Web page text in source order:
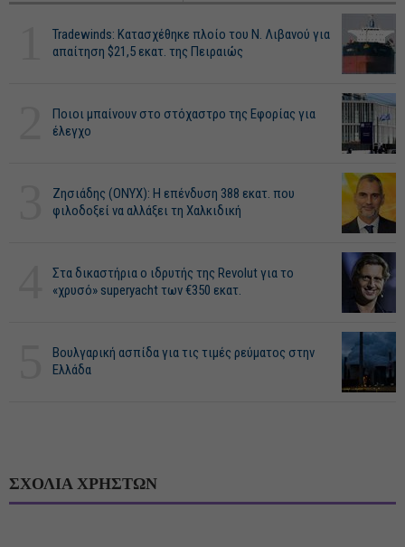
Tradewinds: Κατασχέθηκε πλοίο του Ν. Λιβανού για
απαίτηση $21,5 εκατ. της Πειραιώς
Ποιοι μπαίνουν στο στόχαστρο της Εφορίας για
έλεγχο
Ζησιάδης (ONYX): Η επένδυση 388 εκατ. που
φιλοδοξεί να αλλάξει τη Χαλκιδική
Στα δικαστήρια ο ιδρυτής της Revolut για το
«χρυσό» superyacht των €350 εκατ.
Βουλγαρική ασπίδα για τις τιμές ρεύματος στην
Ελλάδα
ΣΧΟΛΙΑ ΧΡΗΣΤΩΝ